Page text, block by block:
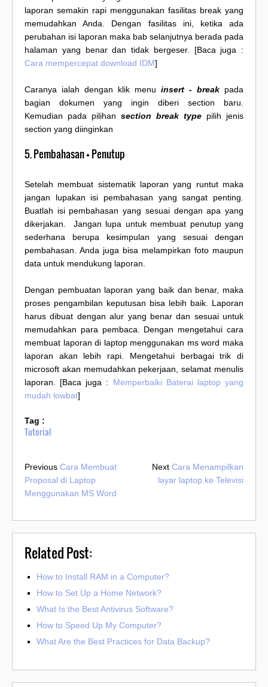
laporan semakin rapi menggunakan fasilitas break yang
memudahkan Anda. Dengan fasilitas ini, ketika ada
perubahan isi laporan maka bab selanjutnya berada pada
halaman yang benar dan tidak bergeser. [Baca juga :
Cara mempercepat download IDM]
Caranya ialah dengan klik menu insert - break pada
bagian dokumen yang ingin diberi section baru.
Kemudian pada pilihan section break type pilih jenis
section yang diinginkan
5. Pembahasan + Penutup
Setelah membuat sistematik laporan yang runtut maka
jangan lupakan isi pembahasan yang sangat penting.
Buatlah isi pembahasan yang sesuai dengan apa yang
dikerjakan. Jangan lupa untuk membuat penutup yang
sederhana berupa kesimpulan yang sesuai dengan
pembahasan. Anda juga bisa melampirkan foto maupun
data untuk mendukung laporan.
Dengan pembuatan laporan yang baik dan benar, maka
proses pengambilan keputusan bisa lebih baik. Laporan
harus dibuat dengan alur yang benar dan sesuai untuk
memudahkan para pembaca. Dengan mengetahui cara
membuat laporan di laptop menggunakan ms word maka
laporan akan lebih rapi. Mengetahui berbagai trik di
microsoft akan memudahkan pekerjaan, selamat menulis
laporan. [Baca juga : Memperbaiki Baterai laptop yang
mudah lowbat]
Tag :
Tutorial
Previous Cara Membuat
Proposal di Laptop
Menggunakan MS Word
Next Cara Menampilkan
layar laptop ke Televisi
Related Post:
How to Install RAM in a Computer?
How to Set Up a Home Network?
What Is the Best Antivirus Software?
How to Speed Up My Computer?
What Are the Best Practices for Data Backup?